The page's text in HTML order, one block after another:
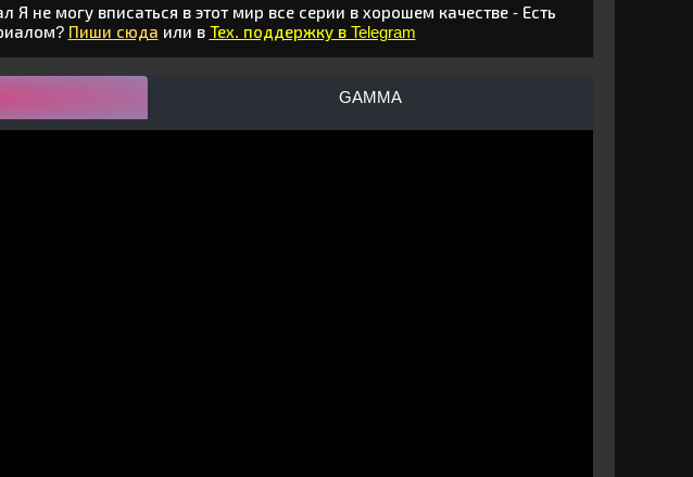
Я не могу вписаться в этот мир все серии в хорошем качестве - Есть
Пиши сюда или в Тех. поддержку в Telegram
GAMMA